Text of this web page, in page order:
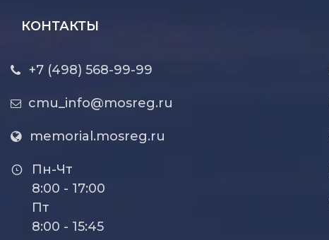
КОНТАКТЫ
+7 (498) 568-99-99
cmu_info@mosreg.ru
memorial.mosreg.ru
Пн-Чт
8:00 - 17:00
Пт
8:00 - 15:45